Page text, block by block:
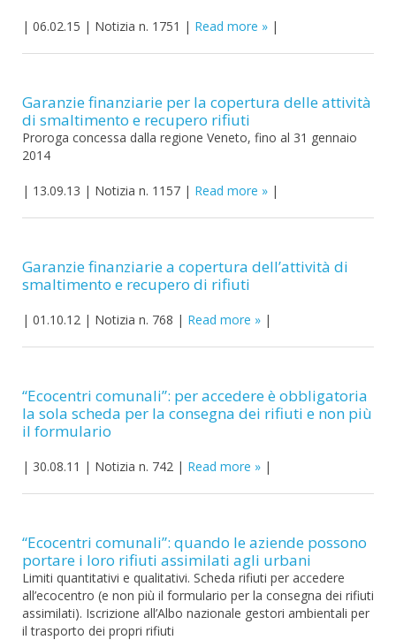
| 06.02.15 | Notizia n. 1751 | Read more |
Garanzie finanziarie per la copertura delle attività
di smaltimento e recupero rifiuti
Proroga concessa dalla regione Veneto, fino al 31 gennaio
2014
| 13.09.13 | Notizia n. 1157 | Read more |
Garanzie finanziarie a copertura dell’attività di
smaltimento e recupero di rifiuti
| 01.10.12 | Notizia n. 768 | Read more |
“Ecocentri comunali”: per accedere è obbligatoria
la sola scheda per la consegna dei rifiuti e non più
il formulario
| 30.08.11 | Notizia n. 742 | Read more |
“Ecocentri comunali”: quando le aziende possono
portare i loro rifiuti assimilati agli urbani
Limiti quantitativi e qualitativi. Scheda rifiuti per accedere
all’ecocentro (e non più il formulario per la consegna dei rifiuti
assimilati). Iscrizione all’Albo nazionale gestori ambientali per
il trasporto dei propri rifiuti